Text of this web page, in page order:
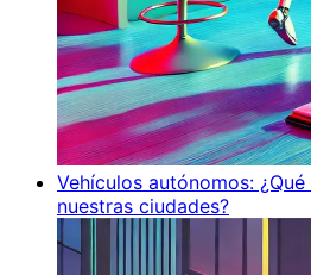
Vehículos autónomos:
nuestras ciudades?